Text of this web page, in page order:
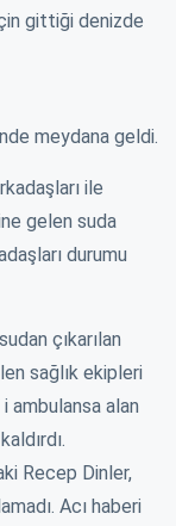
gittiği denizde
meydana geldi.
ile
gelen suda
durumu
çıkarılan
sağlık ekipleri
ambulansa alan
Recep Dinler,
Acı haberi